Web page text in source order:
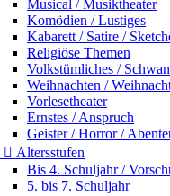
Musical / Musiktheater
Komödien / Lustiges
Kabarett / Satire /
Religiöse Themen
Volkstümliches /
Weihnachten /
Vorlesetheater
Ernstes / Anspruch
Geister / Horror /
 Altersstufen
Bis 4. Schuljahr /
5. bis 7. Schuljahr